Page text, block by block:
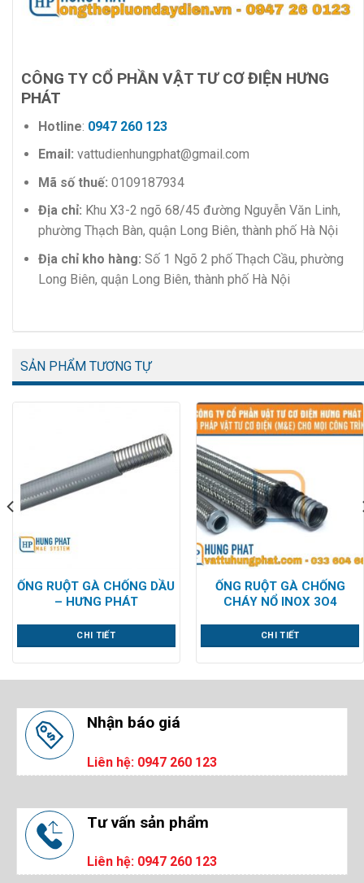
CÔNG TY CỔ PHẦN VẬT TƯ CƠ ĐIỆN HƯNG
PHÁT
Hotline: 0947 260 123
Email: vattudienhungphat@gmail.com
Mã số thuế: 0109187934
Địa chỉ: Khu X3-2 ngõ 68/45 đường Nguyễn Văn Linh,
phường Thạch Bàn, quận Long Biên, thành phố Hà Nội
Địa chỉ kho hàng: Số 1 Ngõ 2 phố Thạch Cầu, phường
Long Biên, quận Long Biên, thành phố Hà Nội
SẢN PHẨM TƯƠNG TỰ
ỐNG RUỘT GÀ CHỐNG DẦU
– HƯNG PHÁT
CHI TIẾT
ỐNG RUỘT GÀ CHỐNG
CHÁY NỔ INOX 3O4
CHI TIẾT
Nhận báo giá
Liên hệ: 0947 260 123
Tư vấn sản phẩm
Liên hệ: 0947 260 123